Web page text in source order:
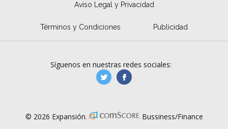
Aviso Legal y Privacidad
Términos y Condiciones Publicidad
Síguenos en nuestras redes sociales:
manufacturaGE
© 2026 Expansión. Bussiness/Finance